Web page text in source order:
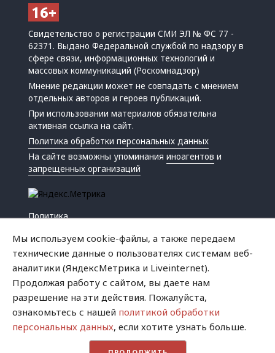
Свидетельство о регистрации СМИ ЭЛ № ФС 77 -
62371. Выдано Федеральной службой по надзору в
сфере связи, информационных технологий и
массовых коммуникаций (Роскомнадзор)
Мнение редакции может не совпадать с мнением
отдельных авторов и героев публикаций.
При использовании материалов обязательна
активная ссылка на сайт.
Политика обработки персональных данных
На сайте возможны упоминанияиноагентов и
запрещенных организаций
Политика
Успех
Хватит это терпеть
Мы используем cookie-файлы, а также передаем
технические данные о пользователях системам веб-
аналитики (ЯндексМетрика и Liveinternet).
Продолжая работу с сайтом, вы даете нам
разрешение на эти действия. Пожалуйста,
ознакомьтесь с нашей политикой обработки
персональных данных, если хотите узнать больше.